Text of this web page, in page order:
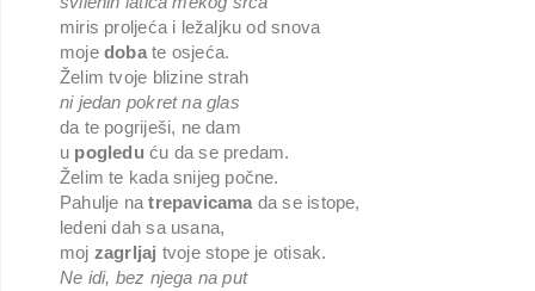
miris proljeća i ležaljku od snova
mojedobate osjeća.
Želim tvoje blizine strah
ni jedan pokret na glas
da te pogriješi, ne dam
u pogleduću da se predam.
Želim te kada snijeg počne.
Pahulje natrepavicama da se istope,
ledeni dah sa usana,
moj zagrljaj tvoje stope je otisak.
Ne idi, bez njega na put